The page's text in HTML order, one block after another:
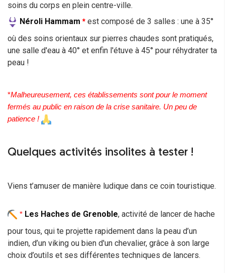
soins du corps en plein centre-ville.
Néroli Hammam * est composé de 3 salles : une à 35°
où des soins orientaux sur pierres chaudes sont pratiqués,
une salle d'eau à 40° et enfin l'étuve à 45° pour réhydrater ta
peau !
*Malheureusement, ces établissements sont pour le moment
fermés au public en raison de la crise sanitaire. Un peu de
patience !
Quelques activités insolites à tester !
Viens t’amuser de manière ludique dans ce coin touristique.
* Les Haches de Grenoble, activité de lancer de hache
pour tous, qui te projette rapidement dans la peau d’un
indien, d’un viking ou bien d'un chevalier, grâce à son large
choix d’outils et ses différentes techniques de lancers.